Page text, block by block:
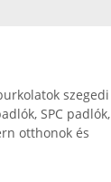
szegedi
SPC padlók,
otthonok és